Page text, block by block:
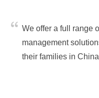
We offer a full range
management
their families in